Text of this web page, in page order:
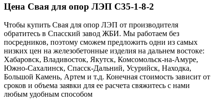
Цена Свая для опор ЛЭП С35-1-8-2
Чтобы купить Свая для опор ЛЭП от производителя
обратитесь в Cпасский завод ЖБИ. Мы работаем без
посредников, поэтому сможем предложить одни из самых
низких цен на железобетонные изделия на дальнем востоке:
Хабаровск, Владивосток, Якутск, Комсомольск-на-Амуре,
Южно-Сахалинск, Спасск-Дальний, Усурийск, Находка,
Большой Камень, Артем и т.д. Конечная стоимость зависит от
сроков и объема заявки для ее расчета свяжитесь с нами
любым удобным способом